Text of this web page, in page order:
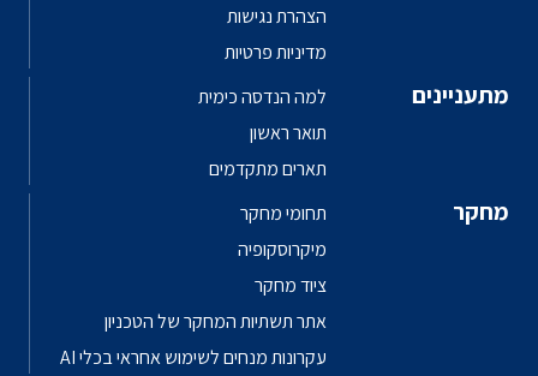
הצהרת נגישות
מדיניות פרטיות
מתעניינים
למה הנדסה כימית
תואר ראשון
תארים מתקדמים
מחקר
תחומי מחקר
מיקרוסקופיה
ציוד מחקר
אתר תשתיות המחקר של הטכניון
עקרונות מנחים לשימוש אחראי בכלי AI